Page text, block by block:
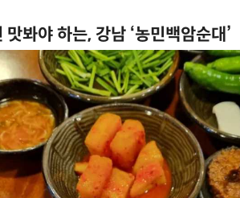
봐야 하는, 강남 ‘농민백암순대’